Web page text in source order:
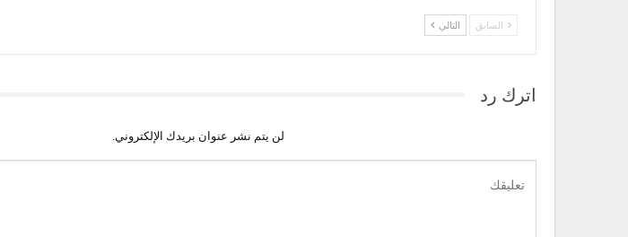
السابق التالي
اترك رد
لن يتم نشر عنوان بريدك الإلكتروني.